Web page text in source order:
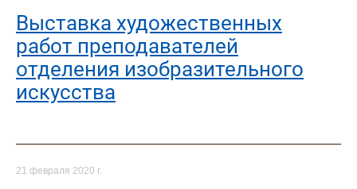
Выставка художественных
работ преподавателей
отделения изобразительного
искусства
21 февраля 2020 г.